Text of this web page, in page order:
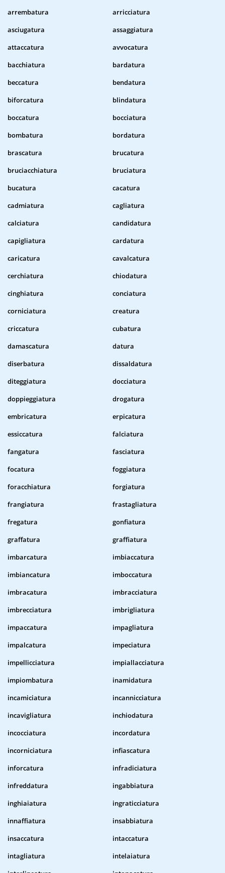
arrembatura
arricciatura
asciugatura
assaggiatura
attaccatura
avvocatura
bacchiatura
bardatura
beccatura
bendatura
biforcatura
blindatura
boccatura
bocciatura
bombatura
bordatura
brascatura
brucatura
bruciacchiatura
bruciatura
bucatura
cacatura
cadmiatura
cagliatura
calciatura
candidatura
capigliatura
cardatura
caricatura
cavalcatura
cerchiatura
chiodatura
cinghiatura
conciatura
corniciatura
creatura
criccatura
cubatura
damascatura
datura
diserbatura
dissaldatura
diteggiatura
docciatura
doppieggiatura
drogatura
embricatura
erpicatura
essiccatura
falciatura
fangatura
fasciatura
focatura
foggiatura
foracchiatura
forgiatura
frangiatura
frastagliatura
fregatura
gonfiatura
graffatura
graffiatura
imbarcatura
imbiaccatura
imbiancatura
imboccatura
imbracatura
imbracciatura
imbrecciatura
imbrigliatura
impaccatura
impagliatura
impalcatura
impeciatura
impellicciatura
impiallacciatura
impiombatura
inamidatura
incamiciatura
incannicciatura
incavigliatura
inchiodatura
incocciatura
incordatura
incorniciatura
infiascatura
inforcatura
infradiciatura
infreddatura
ingabbiatura
inghiaiatura
ingraticciatura
innaffiatura
insabbiatura
insaccatura
intaccatura
intagliatura
intelaiatura